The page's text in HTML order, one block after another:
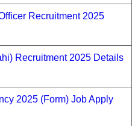
Recruitment 2025
Recruitment 2025 Details
2025 (Form) Job Apply